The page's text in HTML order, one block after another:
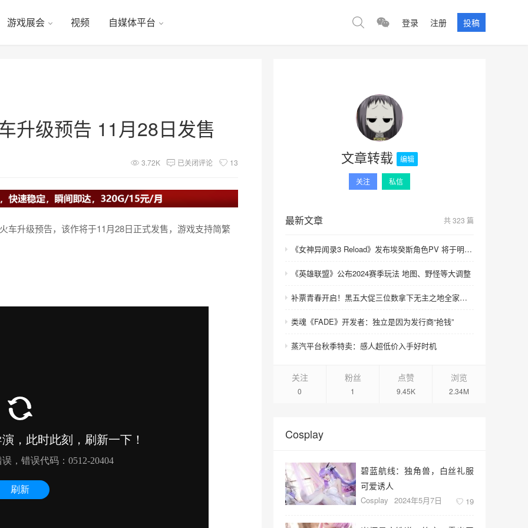
游戏展会 视频 自媒体平台 登录 注册 投稿
升级预告 11月28日发售
3.72K 已关闭评论 13
车升级预告，该作将于11月28日正式发售，游戏支持简繁
文章转载 编辑
关注 私信
最新文章 共 323 篇
《女神异闻录3 Reload》发布埃癸斯角色PV 将于明年发售
《英雄联盟》公布2024赛季玩法 地图、野怪等大调整
补票青春开启！黑五大促三位数拿下无主之地全家老小！
类魂《FADE》开发者：独立是因为发行商“抢钱”
蒸汽平台秋季特卖：感人超低价入手好时机
关注
0
粉丝
1
点赞
9.45K
浏览
2.34M
Cosplay
碧蓝航线：独角兽，白丝礼服
可爱诱人
Cosplay 2024年5月7日 19